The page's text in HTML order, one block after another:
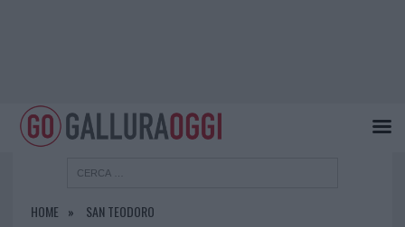
HOME SAN TEODORO